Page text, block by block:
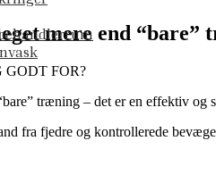
mere end “bare”
FOR?
træning – det er en effektiv og
fra fjedre og kontrollerede